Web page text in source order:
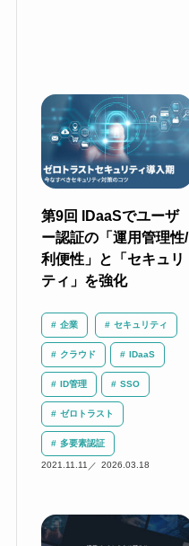
第9回 IDaaSでユーザ
ー認証の「運用管理性/
利便性」と「セキュリ
ティ」を強化
企業 セキュリティ
クラウド IDaaS
ID管理 SSO
ゼロトラスト
多要素認証
2021.11.11 2026.03.18